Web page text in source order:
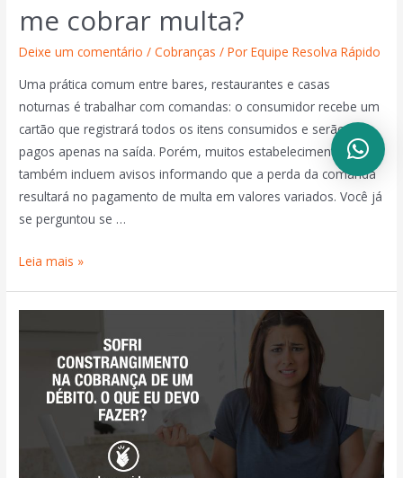
me cobrar multa?
Deixe um comentário /Cobranças / PorEquipe Resolva Rápido
Uma prática comum entre bares, restaurantes e casas
noturnas é trabalhar com comandas: o consumidor recebe um
cartão que registrará todos os itens consumidos e serão
pagos apenas na saída. Porém, muitos estabelecimentos
também incluem avisos informando que a perda da comanda
resultará no pagamento de multa em valores variados. Você já
se perguntou se …
Leia mais »